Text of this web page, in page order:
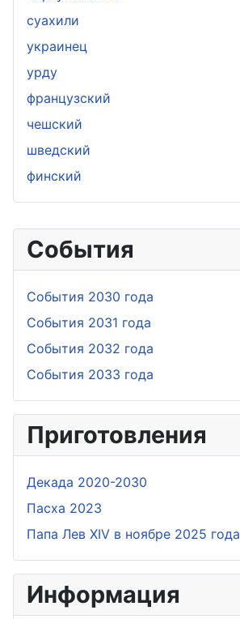
События
События 2030 года
События 2031 года
События 2032 года
События 2033 года
Приготовления
Дeкада 2020-2030
Пасха 2023
Папа Лев XIV в ноябре 2025 года
Информация
суахили
украинец
урду
французский
чешский
шведский
финский